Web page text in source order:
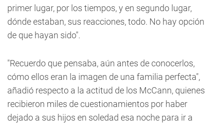
primer lugar, por los tiempos, y en segundo lugar,
dónde estaban, sus reacciones, todo. No hay opción
de que hayan sido".
"Recuerdo que pensaba, aún antes de conocerlos,
cómo ellos eran la imagen de una familia perfecta",
añadió respecto a la actitud de los McCann, quienes
recibieron miles de cuestionamientos por haber
dejado a sus hijos en soledad esa noche para ir a